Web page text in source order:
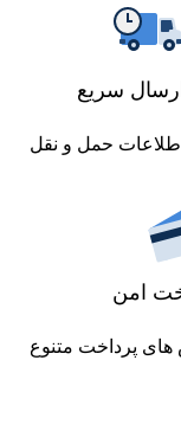
سریع
اطلاعات حمل و نقل
امن
پرداخت متنوع